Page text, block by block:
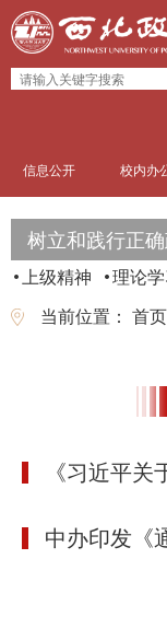
信息公开 校内办
树立和践行正
上级精神 理论
当前位置： 首页